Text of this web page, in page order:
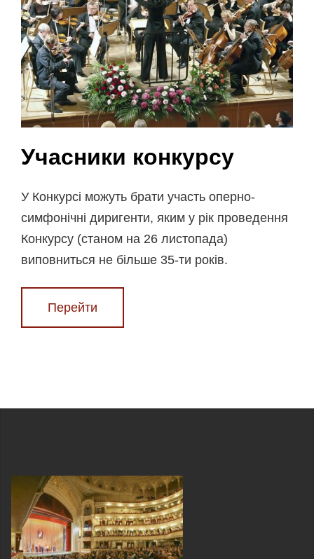
Учасники конкурсу
У Конкурсi можуть брати участь оперно-
симфонiчнi диригенти, яким у рiк проведення
Конкурсу (станом на 26 листопада)
виповниться не бiльше 35-ти рокiв.
Перейти